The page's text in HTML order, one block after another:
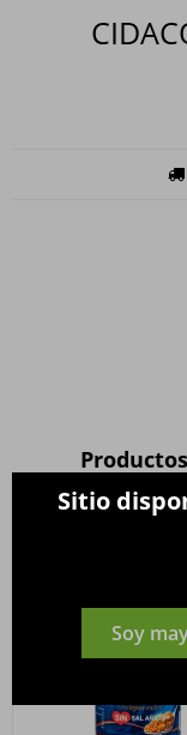
Sitio
Soy